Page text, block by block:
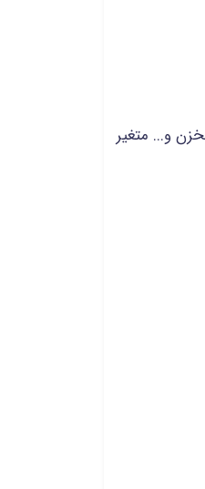
و... متغیر